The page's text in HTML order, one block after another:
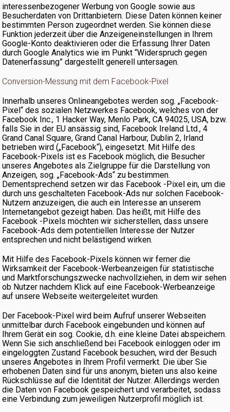
interessenbezogener Werbung von Google sowie aus
Besucherdaten von Drittanbietern. Diese Daten können keiner
bestimmten Person zugeordnet werden. Sie können diese
Funktion jederzeit über die Anzeigeneinstellungen in Ihrem
Google-Konto deaktivieren oder die Erfassung Ihrer Daten
durch Google Analytics wie im Punkt “Widerspruch gegen
Datenerfassung” dargestellt generell untersagen.
Conversion-Messung mit dem Facebook-Pixel
Innerhalb unseres Onlineangebotes werden sog. „Facebook-
Pixel“ des sozialen Netzwerkes Facebook, welches von der
Facebook Inc., 1 Hacker Way, Menlo Park, CA 94025, USA, bzw.
falls Sie in der EU ansässig sind, Facebook Ireland Ltd., 4
Grand Canal Square, Grand Canal Harbour, Dublin 2, Irland
betrieben wird („Facebook“), eingesetzt. Mit Hilfe des
Facebook-Pixels ist es Facebook möglich, die Besucher
unseres Angebotes als Zielgruppe für die Darstellung von
Anzeigen, sog. „Facebook-Ads“ zu bestimmen.
Dementsprechend setzen wir das Facebook -Pixel ein, um die
durch uns geschalteten Facebook-Ads nur solchen Facebook-
Nutzern anzuzeigen, die auch ein Interesse an unserem
Internetangebot gezeigt haben. Das heißt, mit Hilfe des
Facebook -Pixels möchten wir sicherstellen, dass unsere
Facebook-Ads dem potentiellen Interesse der Nutzer
entsprechen und nicht belästigend wirken.
Mit Hilfe des Facebook-Pixels können wir ferner die
Wirksamkeit der Facebook-Werbeanzeigen für statistische
und Marktforschungszwecke nachvollziehen, in dem wir sehen
ob Nutzer nachdem Klick auf eine Facebook-Werbeanzeige
auf unsere Webseite weitergeleitet wurden.
Der Facebook-Pixel wird beim Aufruf unserer Webseiten
unmittelbar durch Facebook eingebunden und können auf
Ihrem Gerät ein sog. Cookie, d.h. eine kleine Datei abspeichern.
Wenn Sie sich anschließend bei Facebook einloggen oder im
eingeloggten Zustand Facebook besuchen, wird der Besuch
unseres Angebotes in Ihrem Profil vermerkt. Die über Sie
erhobenen Daten sind für uns anonym, bieten uns also keine
Rückschlüsse auf die Identität der Nutzer. Allerdings werden
die Daten von Facebook gespeichert und verarbeitet, sodass
eine Verbindung zum jeweiligen Nutzerprofil möglich ist.